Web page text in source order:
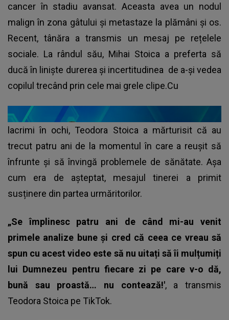
cancer în stadiu avansat. Aceasta avea un nodul
malign în zona gâtului și metastaze la plămâni și os.
Recent, tânăra a transmis un mesaj pe rețelele
sociale. La rândul său, Mihai Stoica a preferta să
ducă în liniște durerea și incertitudinea de a-și vedea
copilul trecând prin cele mai grele clipe.Cu
lacrimi în ochi, Teodora Stoica a mărturisit că au
trecut patru ani de la momentul în care a reușit să
înfrunte și să învingă problemele de sănătate. Așa
cum era de așteptat, mesajul tinerei a primit
susținere din partea urmăritorilor.
„Se împlinesc patru ani de când mi-au venit
primele analize bune și cred că ceea ce vreau să
spun cu acest video este să nu uitați să îi mulțumiți
lui Dumnezeu pentru fiecare zi pe care v-o dă,
bună sau proastă… nu contează!', a transmis
Teodora Stoica pe TikTok.